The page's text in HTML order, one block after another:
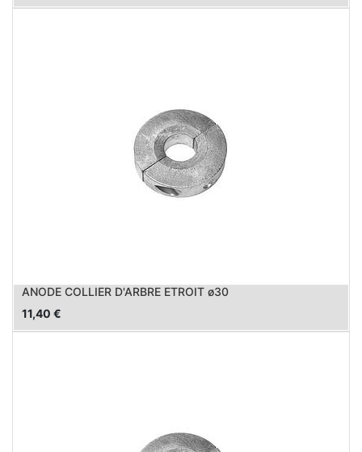
ANODE COLLIER D'ARBRE ETROIT ø30
11,40 €